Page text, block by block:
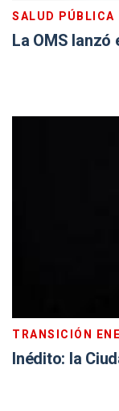
SALUD PÚBLICA
La OMS
TRANSICIÓN
Inédito: la